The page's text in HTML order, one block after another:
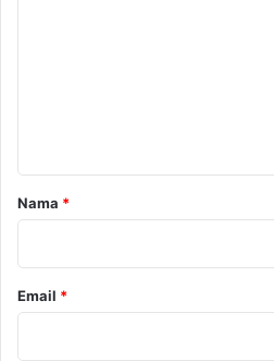
u
e
rNama *
Email *